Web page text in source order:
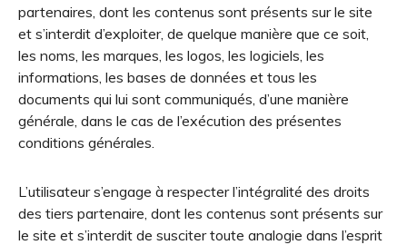
partenaires, dont les contenus sont présents sur le site
et s’interdit d’exploiter, de quelque manière que ce soit,
les noms, les marques, les logos, les logiciels, les
informations, les bases de données et tous les
documents qui lui sont communiqués, d’une manière
générale, dans le cas de l’exécution des présentes
conditions générales.
L’utilisateur s’engage à respecter l’intégralité des droits
des tiers partenaire, dont les contenus sont présents sur
le site et s’interdit de susciter toute analogie dans l’esprit